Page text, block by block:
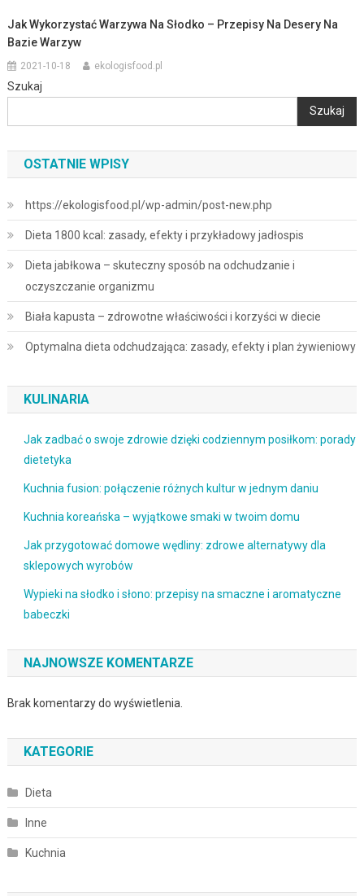
Jak Wykorzystać Warzywa Na Słodko – Przepisy Na Desery Na
Bazie Warzyw
2021-10-18 ekologisfood.pl
Szukaj
Szukaj
OSTATNIE WPISY
https://ekologisfood.pl/wp-admin/post-new.php
Dieta 1800 kcal: zasady, efekty i przykładowy jadłospis
Dieta jabłkowa – skuteczny sposób na odchudzanie i
oczyszczanie organizmu
Biała kapusta – zdrowotne właściwości i korzyści w diecie
Optymalna dieta odchudzająca: zasady, efekty i plan żywieniowy
KULINARIA
Jak zadbać o swoje zdrowie dzięki codziennym posiłkom: porady
dietetyka
Kuchnia fusion: połączenie różnych kultur w jednym daniu
Kuchnia koreańska – wyjątkowe smaki w twoim domu
Jak przygotować domowe wędliny: zdrowe alternatywy dla
sklepowych wyrobów
Wypieki na słodko i słono: przepisy na smaczne i aromatyczne
babeczki
NAJNOWSZE KOMENTARZE
Brak komentarzy do wyświetlenia.
KATEGORIE
Dieta
Inne
Kuchnia